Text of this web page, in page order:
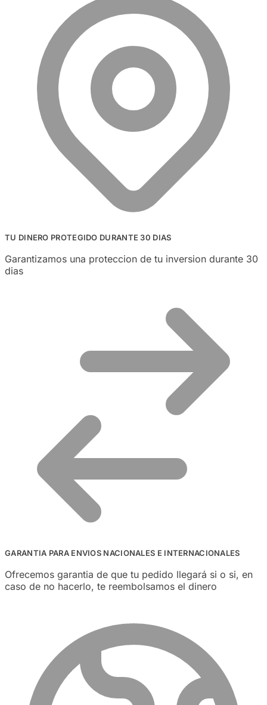
TU DINERO PROTEGIDO DURANTE 30 DIAS
Garantizamos una proteccion de tu inversion durante 30
dias
GARANTIA PARA ENVIOS NACIONALES E INTERNACIONALES
Ofrecemos garantia de que tu pedido llegará si o si, en
caso de no hacerlo, te reembolsamos el dinero